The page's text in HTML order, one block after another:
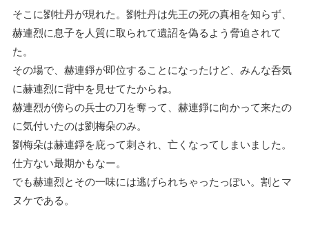
そこに劉牡丹が現れた。劉牡丹は先王の死の真相を知らず、
赫連烈に息子を人質に取られて遺詔を偽るよう脅迫されて
た。
その場で、赫連錚が即位することになったけど、みんな呑気
に赫連烈に背中を見せてたからね。
赫連烈が傍らの兵士の刀を奪って、赫連錚に向かって来たの
に気付いたのは劉梅朵のみ。
劉梅朵は赫連錚を庇って刺され、亡くなってしまいました。
仕方ない最期かもなー。
でも赫連烈とその一味には逃げられちゃったっぽい。割とマ
ヌケである。